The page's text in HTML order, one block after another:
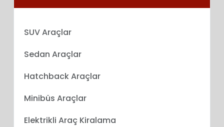
SUV Araçlar
Sedan Araçlar
Hatchback Araçlar
Minibüs Araçlar
Elektrikli Araç Kiralama